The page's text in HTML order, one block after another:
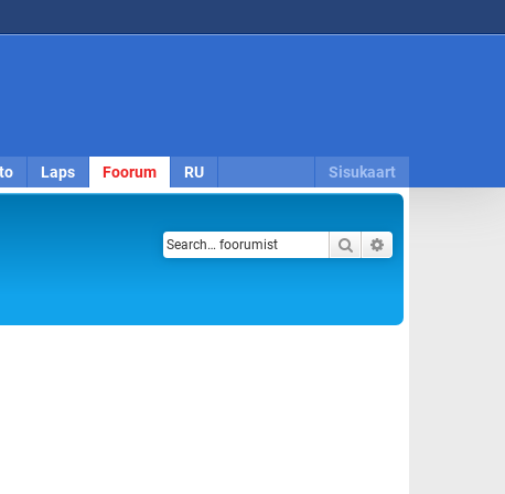
Laps Foorum RU Sisukaart
Search